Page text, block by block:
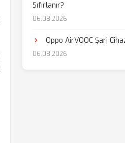
Sıfırlanır?
06.08.2026
Oppo AirVOOC Şarj
06.08.2026